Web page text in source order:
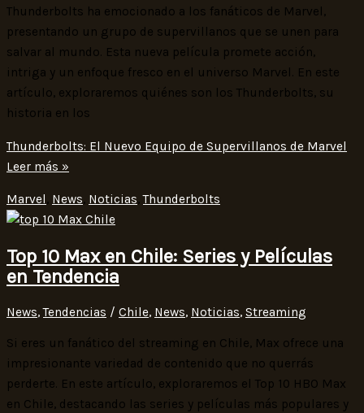
Thunderbolts ha emocionado a los fanáticos de Marvel,
presentando un grupo de supervillanos que se unen para
salvar al mundo. Esta nueva película promete acción,
intriga y un enfoque fresco en el universo Marvel. En este
artículo, exploraremos quiénes son los Thunderbolts, su
historia en los
Thunderbolts: El Nuevo Equipo de Supervillanos de Marvel
Leer más »
Marvel , News, Noticias,Thunderbolts
Top 10 Max en Chile: Series y Películas
en Tendencia
News,Tendencias / Chile, News, Noticias, Streaming
Si eres un fanático del streaming en Chile, Max ofrece una
impresionante variedad de contenido que no querrás
perderte. En este artículo, exploraremos el Top 10 HBO Max
en Chile, destacando las series y películas más populares y